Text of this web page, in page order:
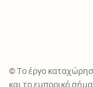
© Το έργο
και το εμπορικό